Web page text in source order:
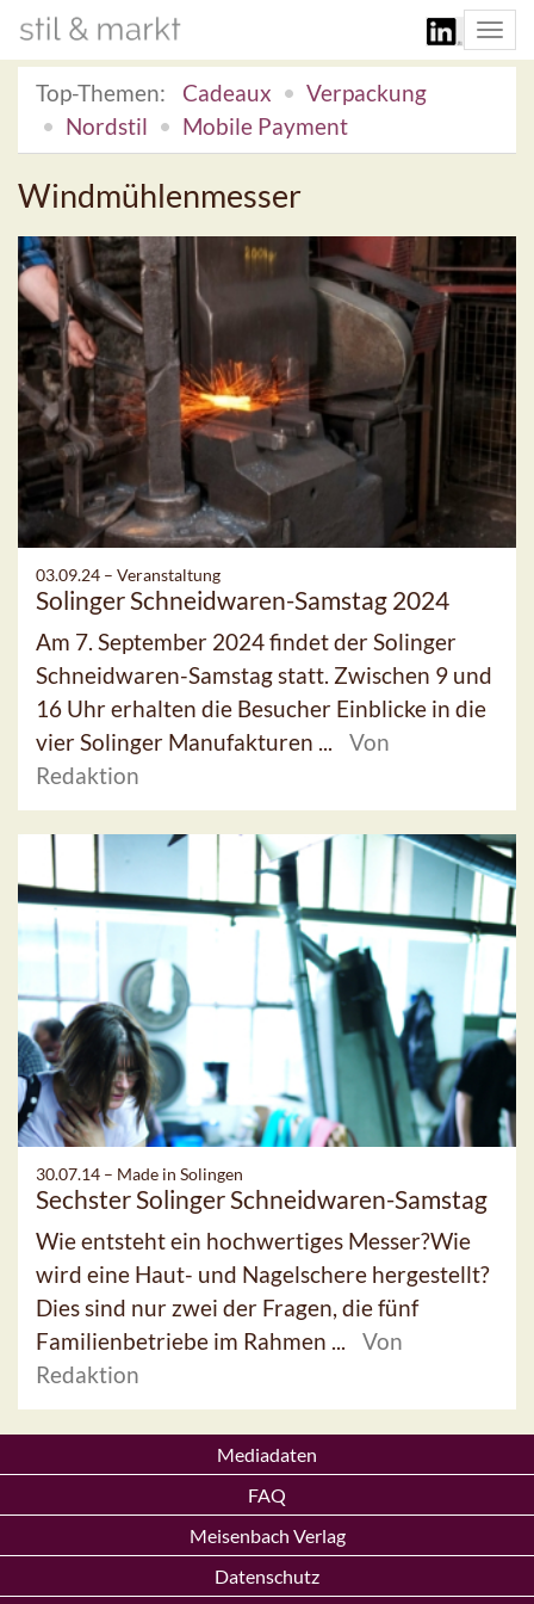
Top-Themen:
Cadeaux
Verpackung
Nordstil
Mobile Payment
Windmühlenmesser
03.09.24 – Veranstaltung
Solinger Schneidwaren-Samstag 2024
Am 7. September 2024 findet der Solinger
Schneidwaren-Samstag statt. Zwischen 9 und
16 Uhr erhalten die Besucher Einblicke in die
vier Solinger Manufakturen ...
Von
Redaktion
30.07.14 – Made in Solingen
Sechster Solinger Schneidwaren-Samstag
Wie entsteht ein hochwertiges Messer?Wie
wird eine Haut- und Nagelschere hergestellt?
Dies sind nur zwei der Fragen, die fünf
Familienbetriebe im Rahmen ...
Von
Redaktion
Mediadaten
FAQ
Meisenbach Verlag
Datenschutz